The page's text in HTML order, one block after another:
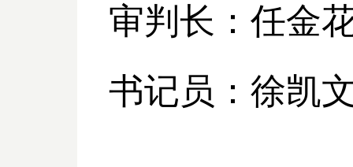
审判长：任金
书记员：徐凯